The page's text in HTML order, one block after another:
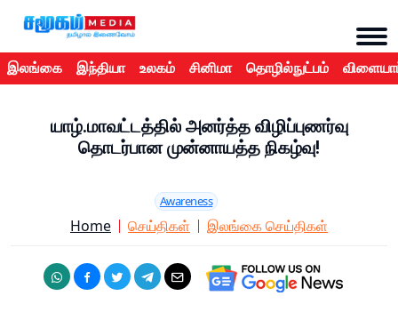
இலங்கை இந்தியா உலகம் சினிமா தொழில்நுட்பம்
யாழ்.மாவட்டத்தில் அனர்த்த விழிப்புணர்வு
தொடர்பான முன்னாயத்த நிகழ்வு!
Awareness
Home செய்திகள் இலங்கை செய்திகள்